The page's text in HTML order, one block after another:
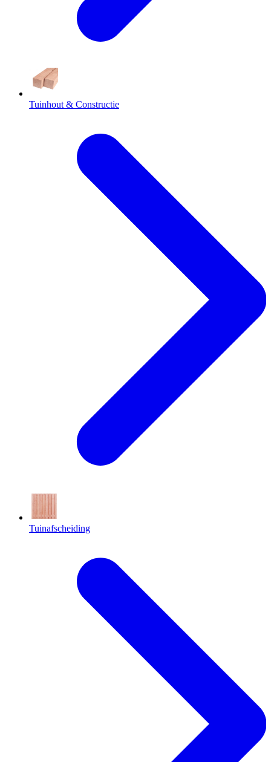
Tuinhout & Constructie
Tuinafscheiding